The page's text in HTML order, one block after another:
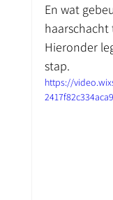
En wat
haarschacht
Hieronder
stap.
https://